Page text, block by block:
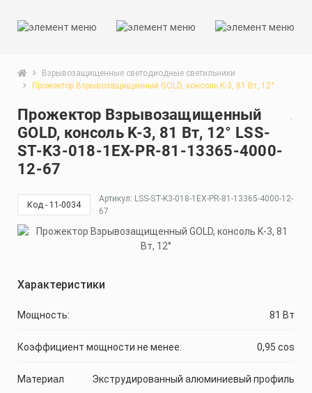
Взрывозащищенные светодиодные светильники
Прожектор Взрывозащищенный GOLD, консоль K-3, 81 Вт, 12°
Прожектор Взрывозащищенный
GOLD, консоль K-3, 81 Вт, 12° LSS-
ST-K3-018-1EX-PR-81-13365-4000-
12-67
Код - 11-0034
Артикул: LSS-ST-K3-018-1EX-PR-81-13365-4000-12-
67
Характеристики
Мощность: 81 Вт
Коэффициент мощности не менее: 0,95 cos
Материал Экструдированный алюминиевый профиль